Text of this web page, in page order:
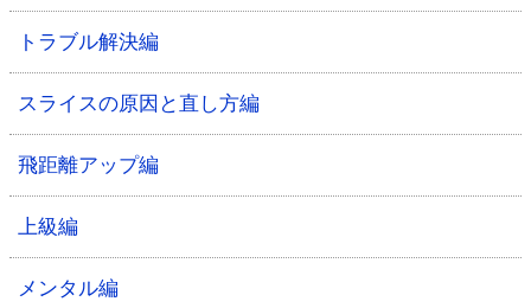
トラブル解決編
スライスの原因と直し方編
飛距離アップ編
上級編
メンタル編